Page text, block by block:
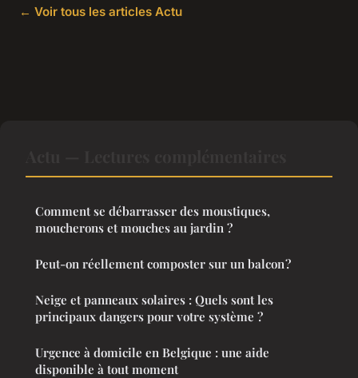
← Voir tous les articles Actu
Comment se débarrasser des moustiques,
moucherons et mouches au jardin ?
Peut-on réellement composter sur un balcon ?
Neige et panneaux solaires : Quels sont les
principaux dangers pour votre système ?
Urgence à domicile en Belgique : une aide
disponible à tout moment